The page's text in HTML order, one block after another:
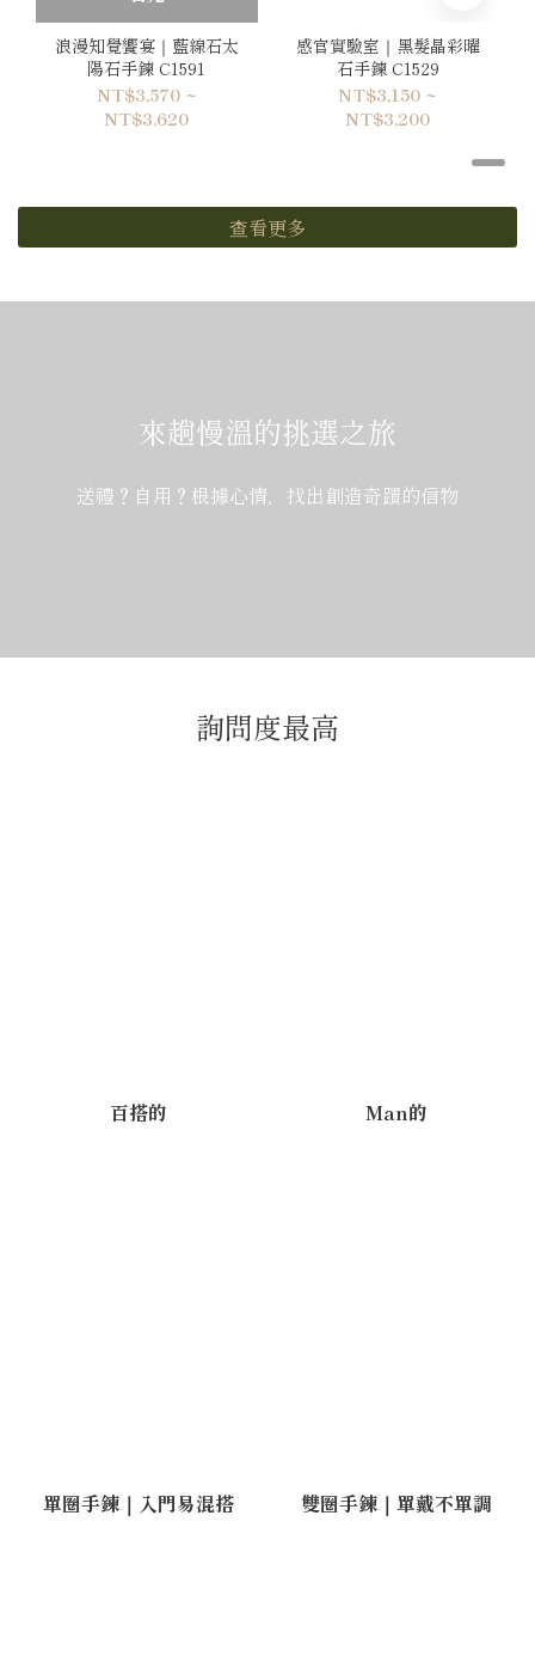
浪漫知覺饗宴｜藍線石太
陽石手鍊 C1591
NT$3,570 ~
NT$3,620
感官實驗室｜黑髮晶彩曜
石手鍊 C1529
NT$3,150 ~
NT$3,200
查看更多
來趟慢溫的挑選之旅
送禮？自用？根據心情，找出創造奇蹟的信物
詢問度最高
百搭的 Man的
單圈手鍊｜入門易混搭 雙圈手鍊｜單戴不單調